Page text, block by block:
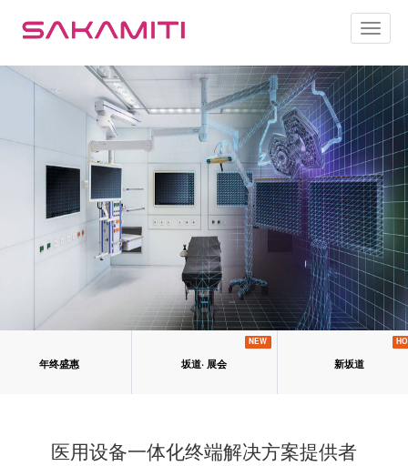
Toggle
年终盛惠 坂道· 展会
NEW
新坂道
医用设备一体化终端解决方案提供者